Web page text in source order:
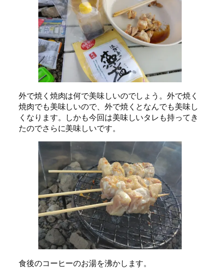
外で焼く焼肉は何で美味しいのでしょう。外で焼く
焼肉でも美味しいので、外で焼くとなんでも美味し
くなります。しかも今回は美味しいタレも持ってき
たのでさらに美味しいです。
食後のコーヒーのお湯を沸かします。